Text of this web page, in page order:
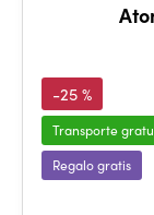
-25 %
Transporte
Regalo gratis